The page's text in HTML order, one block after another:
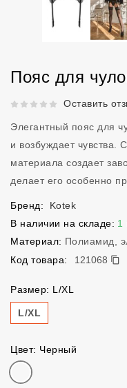
Пояс для
Рейтинг 5 из 5.Оставить
Элегантный пояс для
и возбуждает чувства.
материала создает
делает его особенно
Бренд:
Kotek
В наличии на складе: 1
Материал: Полиамид,
Код товара:
121068
121068
Размер: L/XL
Размер
L/XL
Цвет: Черный
Цвет